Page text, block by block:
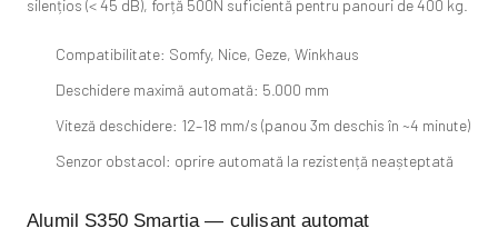
silențios (< 45 dB), forță 500N suficientă pentru panouri de 400 kg.
Compatibilitate: Somfy, Nice, Geze, Winkhaus
Deschidere maximă automată: 5.000 mm
Viteză deschidere: 12–18 mm/s (panou 3m deschis în ~4 minute)
Senzor obstacol: oprire automată la rezistență neașteptată
Alumil S350 Smartia — culisant automat